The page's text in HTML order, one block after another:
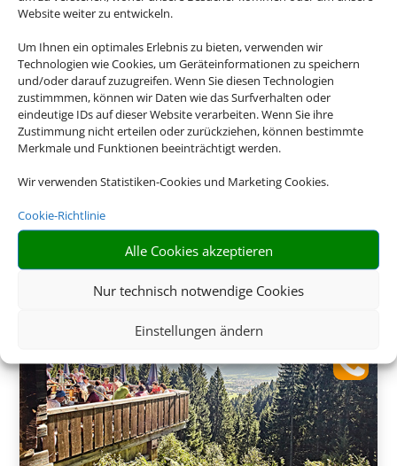
Website weiter zu entwickeln.
Um Ihnen ein optimales Erlebnis zu bieten, verwenden wir
Technologien wie Cookies, um Geräteinformationen zu speichern
und/oder darauf zuzugreifen. Wenn Sie diesen Technologien
zustimmmen, können wir Daten wie das Surfverhalten oder
eindeutige IDs auf dieser Website verarbeiten. Wenn Sie ihre
Zustimmung nicht erteilen oder zurückziehen, können bestimmte
Merkmale und Funktionen beeinträchtigt werden.
Wir verwenden Statistiken-Cookies und Marketing Cookies.
Cookie-Richtlinie
Alle Cookies akzeptieren
Nur technisch notwendige Cookies
Einstellungen ändern
Wieshof
Riedlhütte, Bayerischer Wald
275 €